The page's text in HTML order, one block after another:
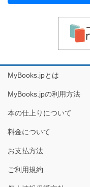
MyBooks.jpとは
MyBooks.jpの利用方法
本の仕上りについて
料金について
お支払方法
ご利用規約